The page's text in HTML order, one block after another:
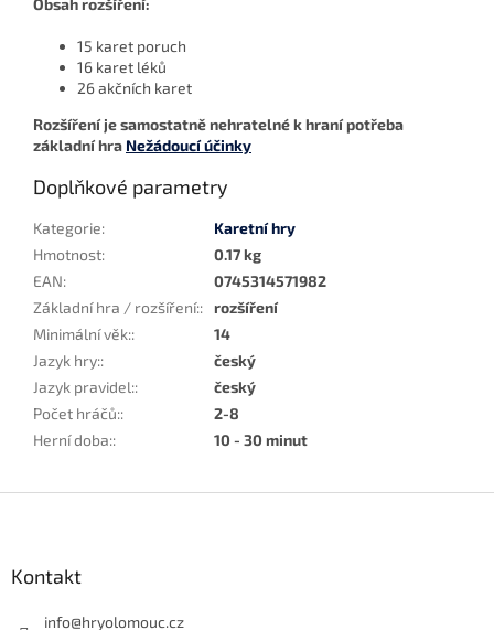
Obsah rozšíření:
15 karet poruch
16 karet léků
26 akčních karet
Rozšíření je samostatně nehratelné k hraní potřeba
základní hra Nežádoucí účinky
Doplňkové parametry
Kategorie:
Karetní hry
Hmotnost:
0.17 kg
EAN:
0745314571982
Základní hra / rozšíření:: rozšíření
Minimální věk::
14
Jazyk hry::
český
Jazyk pravidel::
český
Počet hráčů::
2-8
Herní doba:: 10 - 30 minut
Kontakt
info@hryolomouc.cz